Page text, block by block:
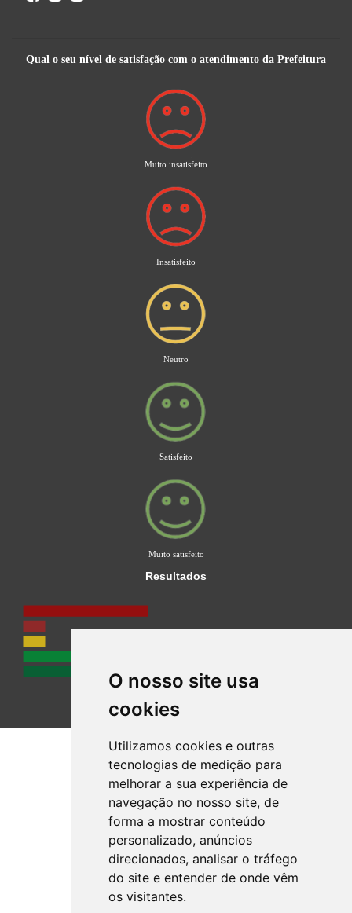
O nosso site usa
cookies
Utilizamos cookies e outras
tecnologias de medição para
melhorar a sua experiência de
navegação no nosso site, de
forma a mostrar conteúdo
personalizado, anúncios
direcionados, analisar o tráfego
do site e entender de onde vêm
os visitantes.
Qual o seu nível de satisfação com o atendimento da Prefeitura
Muito insatisfeito
Insatisfeito
Neutro
Satisfeito
Muito satisfeito
Resultados